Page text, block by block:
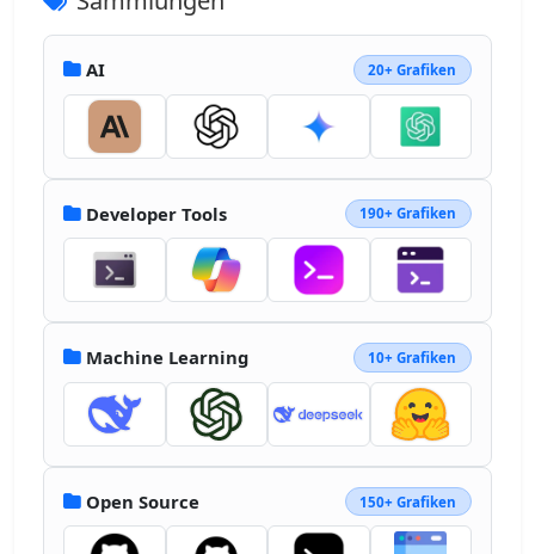
x2="40.483" y1="21.838" y2="68.103"
gradientUnits="userSpaceOnUse"><stop
offset=".148" stop-color="#812CE5"></stop>
<stop offset="1" stop-color="#FFAF00">
</stop></linearGradient></defs></svg>
AI 20+ Grafiken
Developer Tools 190+ Grafiken
Machine Learning 10+ Grafiken
Open Source 150+ Grafiken